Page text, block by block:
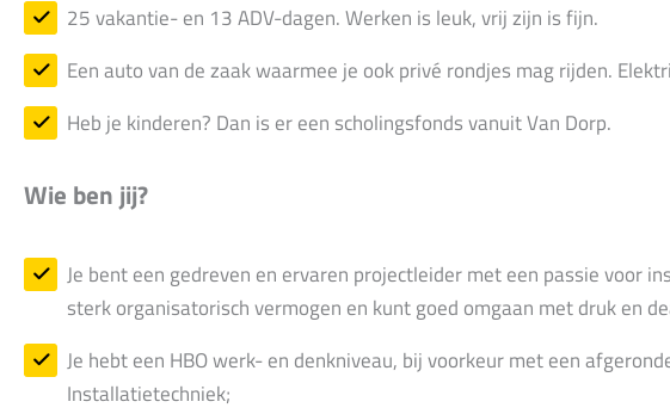
25 vakantie- en 13 ADV-dagen. Werken is leuk, vrij zijn is fijn.
Een auto van de zaak waarmee je ook privé rondjes mag rijden.
Heb je kinderen? Dan is er een scholingsfonds vanuit Van Dorp.
Wie ben jij?
Je bent een gedreven en ervaren projectleider met een passie voor
sterk organisatorisch vermogen en kunt goed omgaan met druk en
Je hebt een HBO werk- en denkniveau, bij voorkeur met een
Installatietechniek;